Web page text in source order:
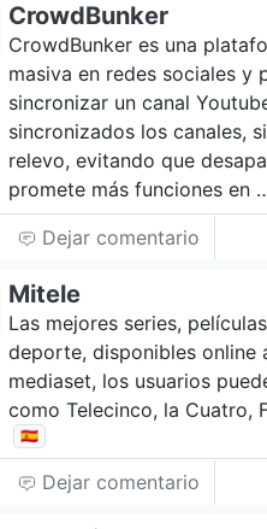
CrowdBunker
CrowdBunker es una
masiva en redes sociales y
sincronizar un canal
sincronizados los canales,
relevo, evitando que
promete más funciones en
Dejar comentario
Mitele
Las mejores series,
deporte, disponibles online
mediaset, los usuarios
como Telecinco, la Cuatro,
🇪🇸
Dejar comentario